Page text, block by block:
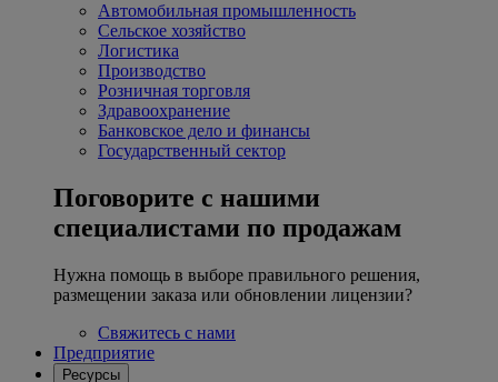
Автомобильная промышленность
Сельское хозяйство
Логистика
Производство
Розничная торговля
Здравоохранение
Банковское дело и финансы
Государственный сектор
Поговорите с нашими
специалистами по продажам
Нужна помощь в выборе правильного решения,
размещении заказа или обновлении лицензии?
Свяжитесь с нами
Предприятие
Ресурсы